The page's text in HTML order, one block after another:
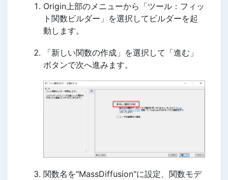
Origin上部のメニューから「ツール：フィッ
ト関数ビルダー」を選択してビルダーを起
動します。
「新しい関数の作成」を選択して「進む」
ボタンで次へ進みます。
関数名を"MassDiffusion"に設定、関数モデ